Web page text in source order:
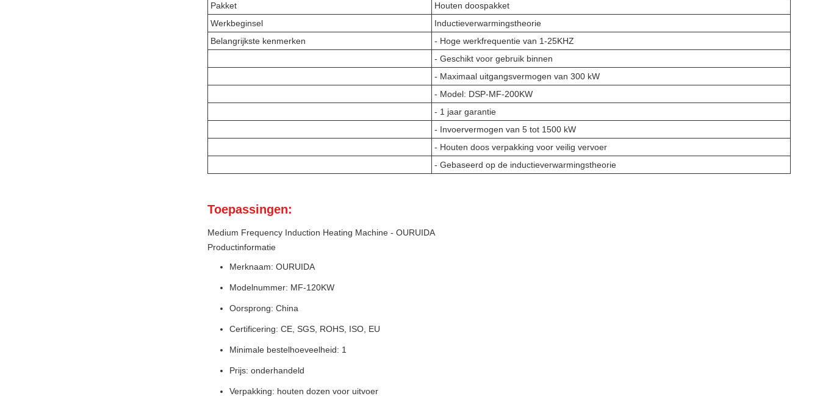
Pakket
Houten doospakket
Werkbeginsel
Inductieverwarmingstheorie
Belangrijkste kenmerken
- Hoge werkfrequentie van 1-25KHZ
- Geschikt voor gebruik binnen
- Maximaal uitgangsvermogen van 300 kW
- Model: DSP-MF-200KW
- 1 jaar garantie
- Invoervermogen van 5 tot 1500 kW
- Houten doos verpakking voor veilig vervoer
- Gebaseerd op de inductieverwarmingstheorie
Toepassingen:
Medium Frequency Induction Heating Machine - OURUIDA
Productinformatie
Merknaam: OURUIDA
Modelnummer: MF-120KW
Oorsprong: China
Certificering: CE, SGS, ROHS, ISO, EU
Minimale bestelhoeveelheid: 1
Prijs: onderhandeld
Verpakking: houten dozen voor uitvoer